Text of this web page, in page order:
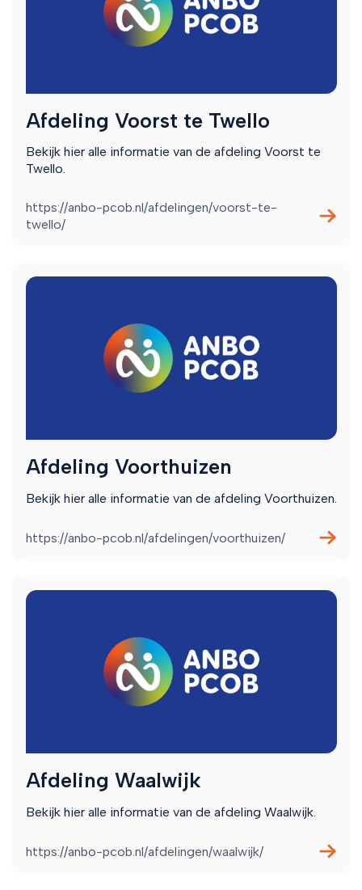
Afdeling Voorst te Twello
Bekijk hier alle informatie van de afdeling Voorst te
Twello.
https://anbo-pcob.nl/afdelingen/voorst-te-
twello/
Afdeling Voorthuizen
Bekijk hier alle informatie van de afdeling Voorthuizen.
https://anbo-pcob.nl/afdelingen/voorthuizen/
Afdeling Waalwijk
Bekijk hier alle informatie van de afdeling Waalwijk.
https://anbo-pcob.nl/afdelingen/waalwijk/